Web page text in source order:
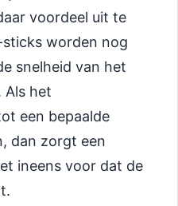
voordeel uit te
sticks worden nog
snelheid van het
Als het
een bepaalde
dan zorgt een
ineens voor dat de